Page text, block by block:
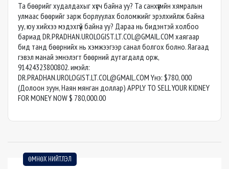
Та бөөрийг худалдахыг хүсч байна уу? Та санхүүгийн хямралын
улмаас бөөрийг зарж борлуулах боломжийг эрэлхийлж байна
уу, юу хийхээ мэдэхгүй байна уу? Дараа нь бидэнтэй холбоо
бариад DR.PRADHAN.UROLOGIST.LT.COL@GMAIL.COM хаягаар
бид танд бөөрнийх нь хэмжээгээр санал болгох болно. Яагаад
гэвэл манай эмнэлэгт бөөрний дутагдалд орж,
91424323800802. имэйл:
DR.PRADHAN.UROLOGIST.LT.COL@GMAIL.COM Yнэ: $780, 000
(Долоон зуун, Наян мянган доллар) APPLY TO SELL YOUR KIDNEY
FOR MONEY NOW $ 780,000.00
ӨМНӨХ НИЙТЛЭЛ